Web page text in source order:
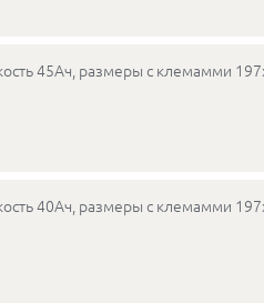
45Ач, размеры с клемамми
40Ач, размеры с клемамми